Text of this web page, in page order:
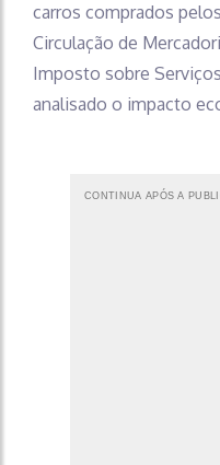
carros comprados
Circulação de
Imposto sobre
analisado o impacto
CONTINUA APÓS A